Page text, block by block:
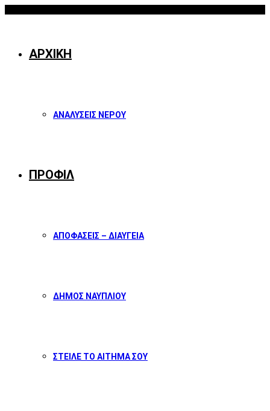
ΑΡΧΙΚΗ
ΑΝΑΛΥΣΕΙΣ ΝΕΡΟΥ
ΠΡΟΦΙΛ
ΑΠΟΦΑΣΕΙΣ – ΔΙΑΥΓΕΙΑ
ΔΗΜΟΣ ΝΑΥΠΛΙΟΥ
ΣΤΕΙΛΕ ΤΟ ΑΙΤΗΜΑ ΣΟΥ